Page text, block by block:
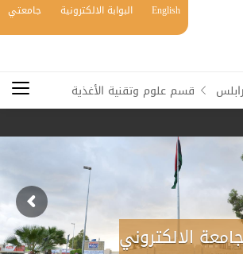
English البوابة الالكترونية جامعتي
قسم علوم وتقنية الأغذية
الالكتروني